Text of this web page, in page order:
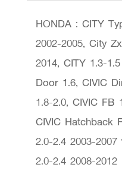
HONDA : CITY
2002-2005, City
2014, CITY 1.3-
Door 1.6, CIVIC
1.8-2.0, CIVIC FB
CIVIC Hatchback
2.0-2.4 2003-
2.0-2.4 2008-